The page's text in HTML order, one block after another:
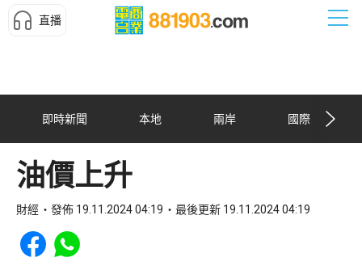
直播
即時新聞 本地 兩岸 國際
油價上升
財經 發佈 19.11.2024 04:19 最後更新 19.11.2024 04:19
Share to Facebook
Share to WhatsApp